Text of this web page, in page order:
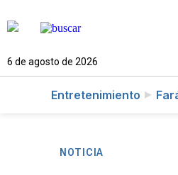
6 de agosto de 2026
Entretenimiento
NOTICIA